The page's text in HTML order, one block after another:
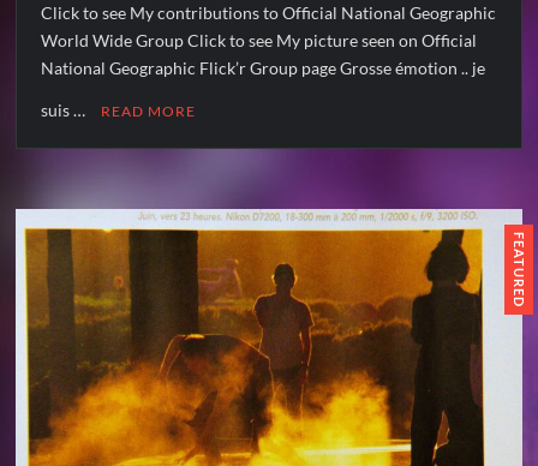
Click to see My contributions to Official National Geographic
World Wide Group Click to see My picture seen on Official
National Geographic Flick’r Group page Grosse émotion .. je
suis … READ MORE
FEATURED